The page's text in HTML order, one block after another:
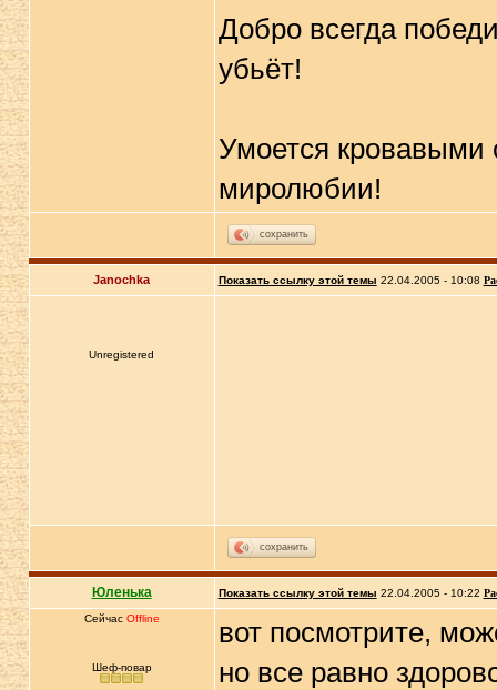
Добро всегда
убьёт!
Умоется кровавыми
миролюбии!
сохранить
Janochka Показать ссылку этой темы 22.04.2005 - 10:08
Unregistered
сохранить
Юленька Показать ссылку этой темы 22.04.2005 - 10:22
Сейчас Offline
Шеф-повар
вот посмотрите,
но все равно